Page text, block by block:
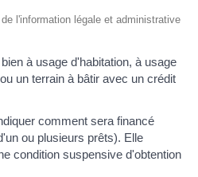
l'information légale et administrative
à usage d'habitation, à usage
un terrain à bâtir avec un crédit
comment sera financé
ou plusieurs prêts). Elle
condition suspensive d'obtention